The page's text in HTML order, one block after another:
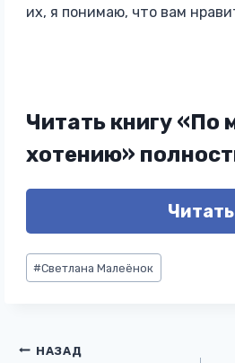
их, я понимаю, что вам
Читать книгу «По
хотению»
Читать
Метки
записи:
#Светлана Малеёнок
НАЗАД